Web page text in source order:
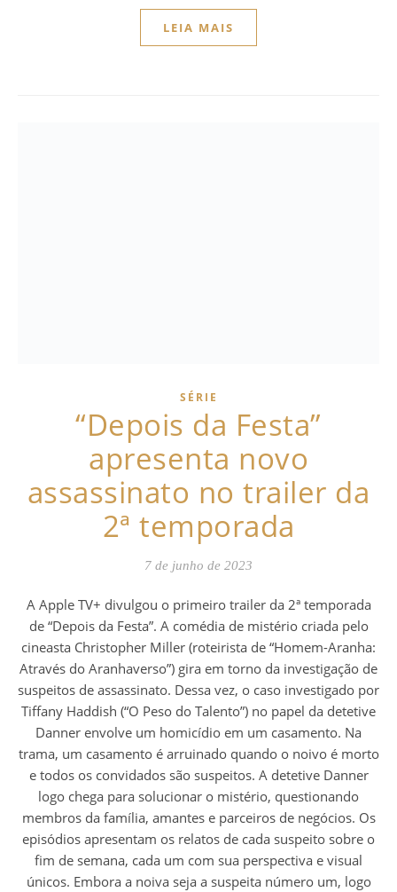
LEIA MAIS
SÉRIE
“Depois da Festa”
apresenta novo
assassinato no trailer da
2ª temporada
7 de junho de 2023
A Apple TV+ divulgou o primeiro trailer da 2ª temporada
de “Depois da Festa”. A comédia de mistério criada pelo
cineasta Christopher Miller (roteirista de “Homem-Aranha:
Através do Aranhaverso”) gira em torno da investigação de
suspeitos de assassinato. Dessa vez, o caso investigado por
Tiffany Haddish (“O Peso do Talento”) no papel da detetive
Danner envolve um homicídio em um casamento. Na
trama, um casamento é arruinado quando o noivo é morto
e todos os convidados são suspeitos. A detetive Danner
logo chega para solucionar o mistério, questionando
membros da família, amantes e parceiros de negócios. Os
episódios apresentam os relatos de cada suspeito sobre o
fim de semana, cada um com sua perspectiva e visual
únicos. Embora a noiva seja a suspeita número um, logo